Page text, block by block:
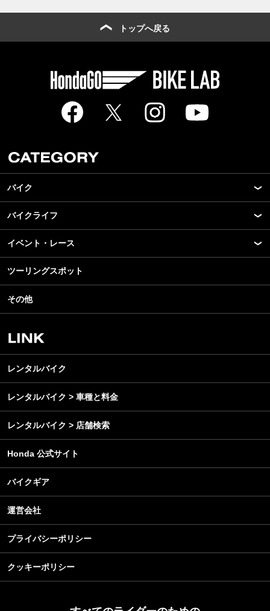
トップへ戻る
バイク
New Model Show
モデル情報
カスタマイズパーツ
テクノロジー
名車・旧車
ビジネス
バイクライフ
アプリ
ライディングギア
ツーリング
アウトドア
レンタルバイク
イベント・レース
モータースポーツ
イベント
スクール・レッスン
ツーリングスポット
その他
レンタルバイク
レンタルバイク > 車種と料金
レンタルバイク > 店舗検索
Honda 公式サイト
バイクギア
運営会社
プライバシーポリシー
クッキーポリシー